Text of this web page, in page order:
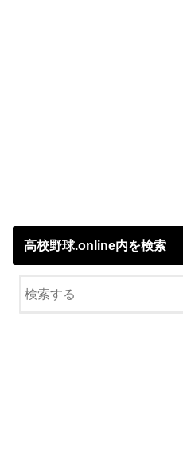
高校野球.online内を検索